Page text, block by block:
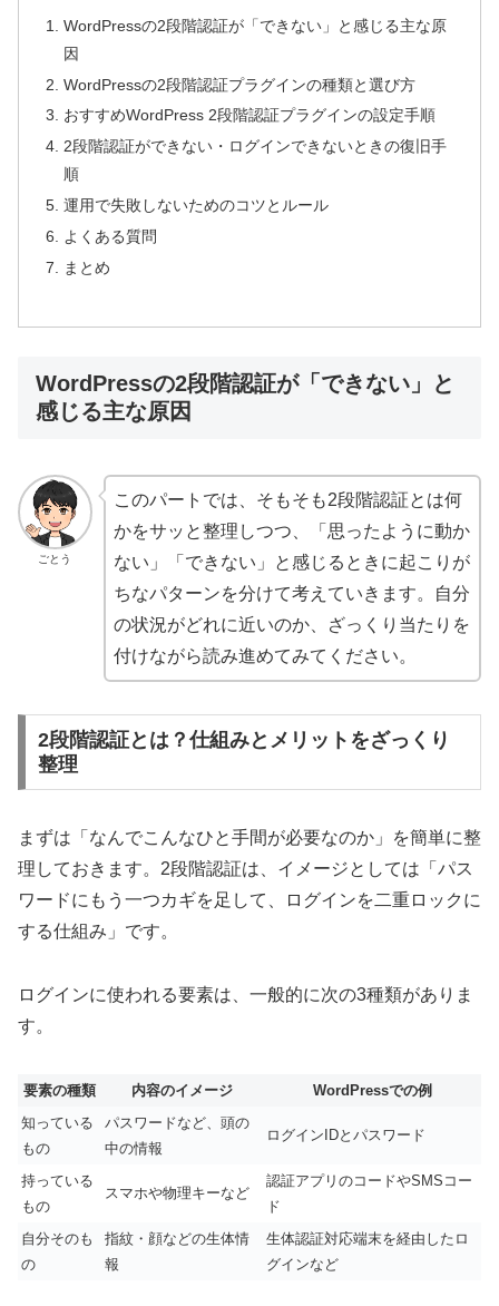
WordPressの2段階認証が「できない」と感じる主な原
因
WordPressの2段階認証プラグインの種類と選び方
おすすめWordPress 2段階認証プラグインの設定手順
2段階認証ができない・ログインできないときの復旧手
順
運用で失敗しないためのコツとルール
よくある質問
まとめ
WordPressの2段階認証が「できない」と
感じる主な原因
ごとう
このパートでは、そもそも2段階認証とは何
かをサッと整理しつつ、「思ったように動か
ない」「できない」と感じるときに起こりが
ちなパターンを分けて考えていきます。自分
の状況がどれに近いのか、ざっくり当たりを
付けながら読み進めてみてください。
2段階認証とは？仕組みとメリットをざっくり
整理
まずは「なんでこんなひと手間が必要なのか」を簡単に整
理しておきます。2段階認証は、イメージとしては「パス
ワードにもう一つカギを足して、ログインを二重ロックに
する仕組み」です。
ログインに使われる要素は、一般的に次の3種類がありま
す。
要素の種類 内容のイメージ
WordPressでの例
知っている
もの
パスワードなど、頭の
中の情報
ログインIDとパスワード
持っている
もの
スマホや物理キーなど
認証アプリのコードやSMSコー
ド
自分そのも
の
指紋・顔などの生体情
報
生体認証対応端末を経由したロ
グインなど